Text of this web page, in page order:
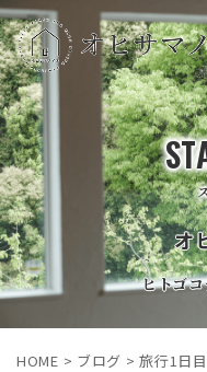
オ
ヒトゴ
HOME > ブログ >旅行1日